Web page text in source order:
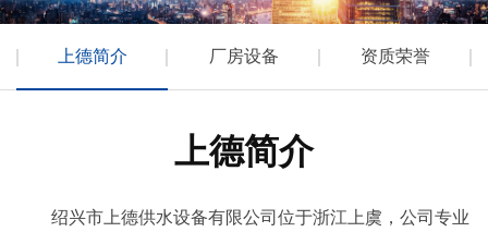
上德简介 厂房设备 资质荣誉
上德简介
绍兴市上德供水设备有限公司位于浙江上虞，公司专业